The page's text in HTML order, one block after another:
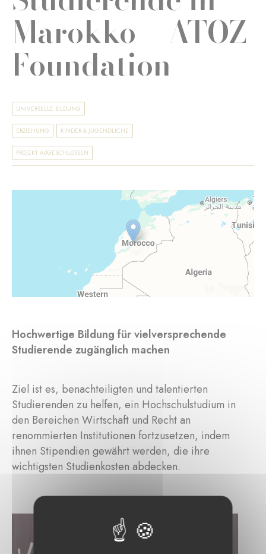
Marokko – ATOZ
Foundation
UNIVERSELLE BILDUNG
ERZIEHUNG KINDER & JUGENDLICHE
PROJEKT ABGESCHLOSSEN
Hochwertige Bildung für vielversprechende
Studierende zugänglich machen
Ziel ist es, benachteiligten und talentierten
Studierenden zu helfen, ein Hochschulstudium in
den Bereichen Wirtschaft und Recht an
renommierten Institutionen fortzusetzen, indem
ihnen Stipendien gewährt werden, die ihre
wichtigsten Studienkosten abdecken.